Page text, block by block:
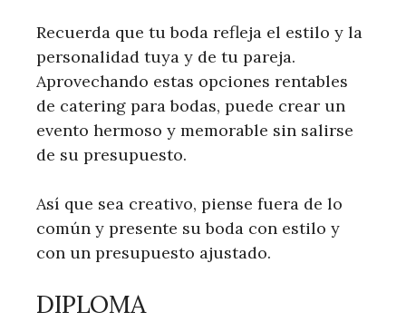
Recuerda que tu boda refleja el estilo y la
personalidad tuya y de tu pareja.
Aprovechando estas opciones rentables
de catering para bodas, puede crear un
evento hermoso y memorable sin salirse
de su presupuesto.
Así que sea creativo, piense fuera de lo
común y presente su boda con estilo y
con un presupuesto ajustado.
DIPLOMA